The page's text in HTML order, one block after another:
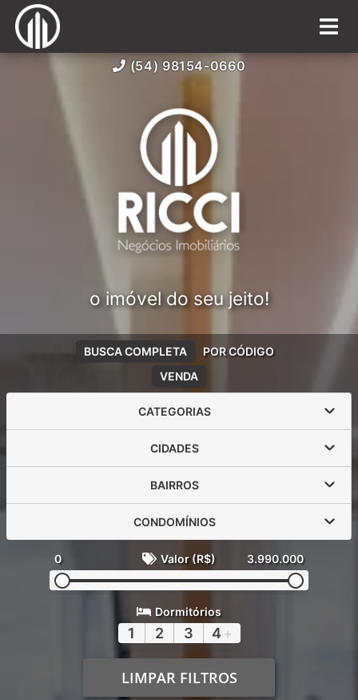
(54) 98154-0660
o imóvel do seu jeito!
VENDA
BUSCA COMPLETA POR CÓDIGO
CATEGORIAS
CIDADES
BAIRROS
CONDOMÍNIOS
0 Valor (R$) 3.990.000
Dormitórios
1 2 3 4 +
LIMPAR FILTROS